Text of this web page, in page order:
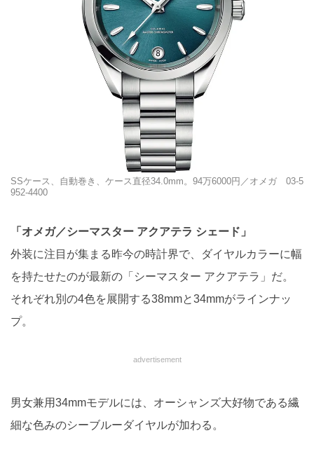
SSケース、自動巻き、ケース直径34.0mm。94万6000円／オメガ 03-5
952-4400
「オメガ／シーマスター アクアテラ シェード」
外装に注目が集まる昨今の時計界で、ダイヤルカラーに幅
を持たせたのが最新の「シーマスター アクアテラ」だ。
それぞれ別の4色を展開する38mmと34mmがラインナッ
プ。
advertisement
男女兼用34mmモデルには、オーシャンズ大好物である繊
細な色みのシーブルーダイヤルが加わる。